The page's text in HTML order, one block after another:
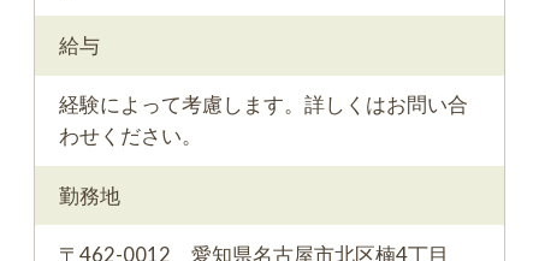
給与
経験によって考慮します。詳しくはお問い合
わせください。
勤務地
〒462-0012 愛知県名古屋市北区楠4丁目